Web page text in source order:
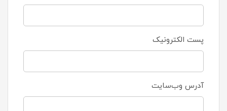
پست الکترونیک
آدرس وب‌سایت